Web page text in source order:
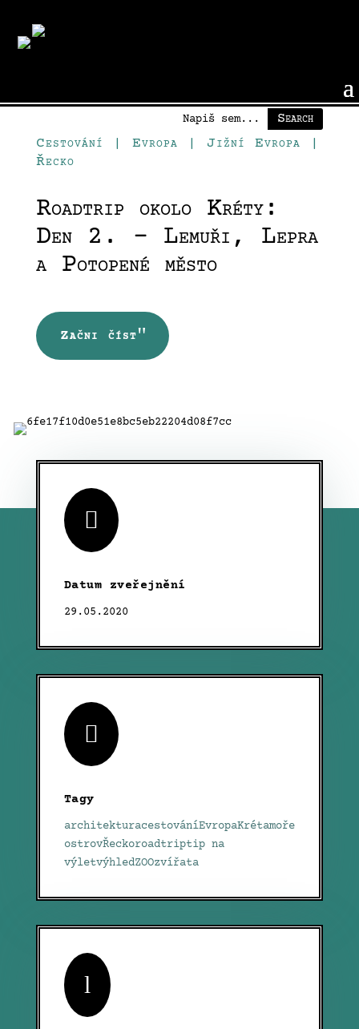
Cestování | Evropa | Jižní Evropa |
Řecko
Roadtrip okolo Kréty:
Den 2. – Lemuři, Lepra
a Potopené město
Začni číst

Datum zveřejnění
29.05.2020

Tagy
architekturacestováníEvropaKrétamoře
ostrovŘeckoroadtriptip na
výletvýhledZOOzvířata
l